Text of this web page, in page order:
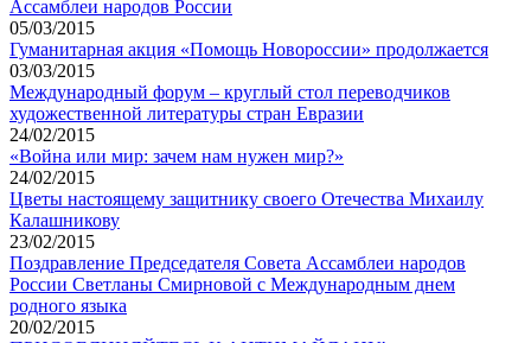
Ассамблеи народов России
05/03/2015
Гуманитарная акция «Помощь Новороссии» продолжается
03/03/2015
Международный форум – круглый стол переводчиков
художественной литературы стран Евразии
24/02/2015
«Война или мир: зачем нам нужен мир?»
24/02/2015
Цветы настоящему защитнику своего Отечества Михаилу
Калашникову
23/02/2015
Поздравление Председателя Совета Ассамблеи народов
России Светланы Смирновой с Международным днем
родного языка
20/02/2015